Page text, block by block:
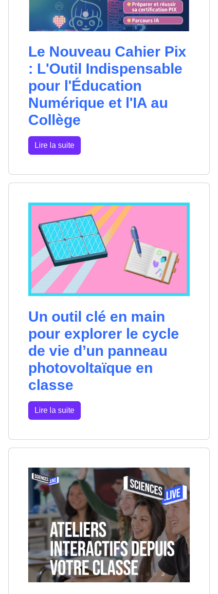
Le Nouveau Cahier Pix
: L'Outil Indispensable
pour l'Éducation
Numérique et l'IA au
Collège
Lire la suite
Un outil clé en main
pour explorer le cycle
de vie d’un panneau
photovoltaïque en
classe
Lire la suite